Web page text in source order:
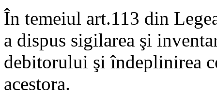
În temeiul art.113 din
a dispus sigilarea şi
debitorului şi îndeplinirea
acestora.